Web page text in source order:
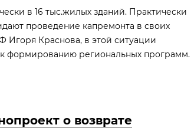
в 16 тыс.жилых зданий. Практически
проведение капремонта в своих
Игоря Краснова, в этой ситуации
формированию региональных программ.
о возврате